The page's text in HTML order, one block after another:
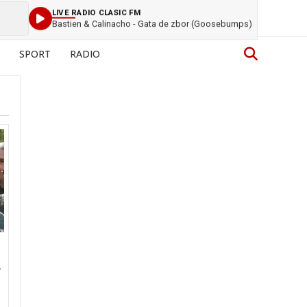
LIVE RADIO CLASIC FM
Bastien & Calinacho - Gata de zbor (Goosebumps)
SPORT RADIO